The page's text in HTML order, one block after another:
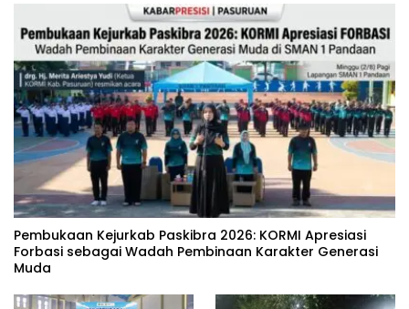
‎Pembukaan Kejurkab Paskibra 2026: KORMI Apresiasi
Forbasi sebagai Wadah Pembinaan Karakter Generasi
Muda